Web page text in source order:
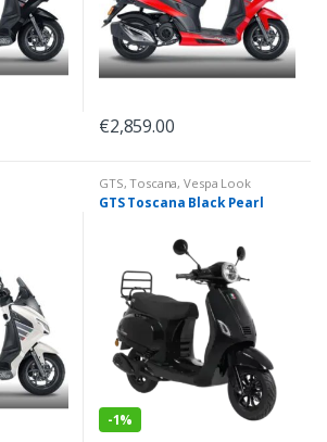
€2,859.00
GTS,Toscana,Vespa Look
GTS Toscana Black Pearl
-1%